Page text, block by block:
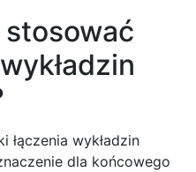
łączenia wykładzin
dla końcowego